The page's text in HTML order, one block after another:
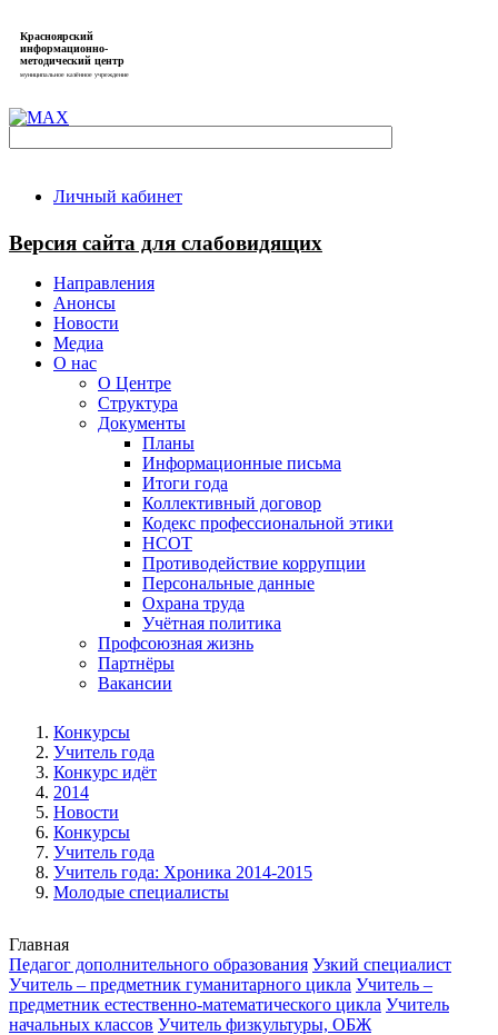
Красноярский
информационно-
методический центр
муниципальное казённое учреждение
Личный кабинет
Версия сайта для слабовидящих
Направления
Анонсы
Новости
Медиа
О нас
О Центре
Структура
Документы
Планы
Информационные письма
Итоги года
Коллективный договор
Кодекс профессиональной этики
НСОТ
Противодействие коррупции
Персональные данные
Охрана труда
Учётная политика
Профсоюзная жизнь
Партнёры
Вакансии
Конкурсы
Учитель года
Конкурс идёт
2014
Новости
Конкурсы
Учитель года
Учитель года: Хроника 2014-2015
Молодые специалисты
Главная
Педагог дополнительного образования Узкий специалист
Учитель – предметник гуманитарного цикла Учитель –
предметник естественно-математического цикла Учитель
начальных классов Учитель физкультуры, ОБЖ